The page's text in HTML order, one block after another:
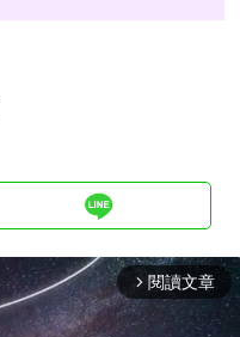
arrow_forward_ios 閱讀文章